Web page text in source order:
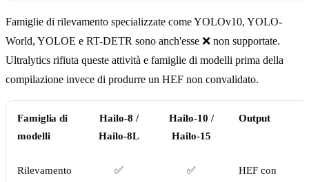
Famiglie di rilevamento specializzate come YOLOv10, YOLO-
World, YOLOE e RT-DETR sono anch'esse ❌ non supportate.
Ultralytics rifiuta queste attività e famiglie di modelli prima della
compilazione invece di produrre un HEF non convalidato.
Famiglia di
modelli
Hailo-8 /
Hailo-8L
Hailo-10 /
Hailo-15
Output
Rilevamento
✅ ✅
HEF con